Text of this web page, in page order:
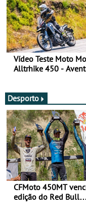
Vídeo Teste Moto
Alltrhike 450 -
Desporto
CFMoto 450MT
edição do Red Bull